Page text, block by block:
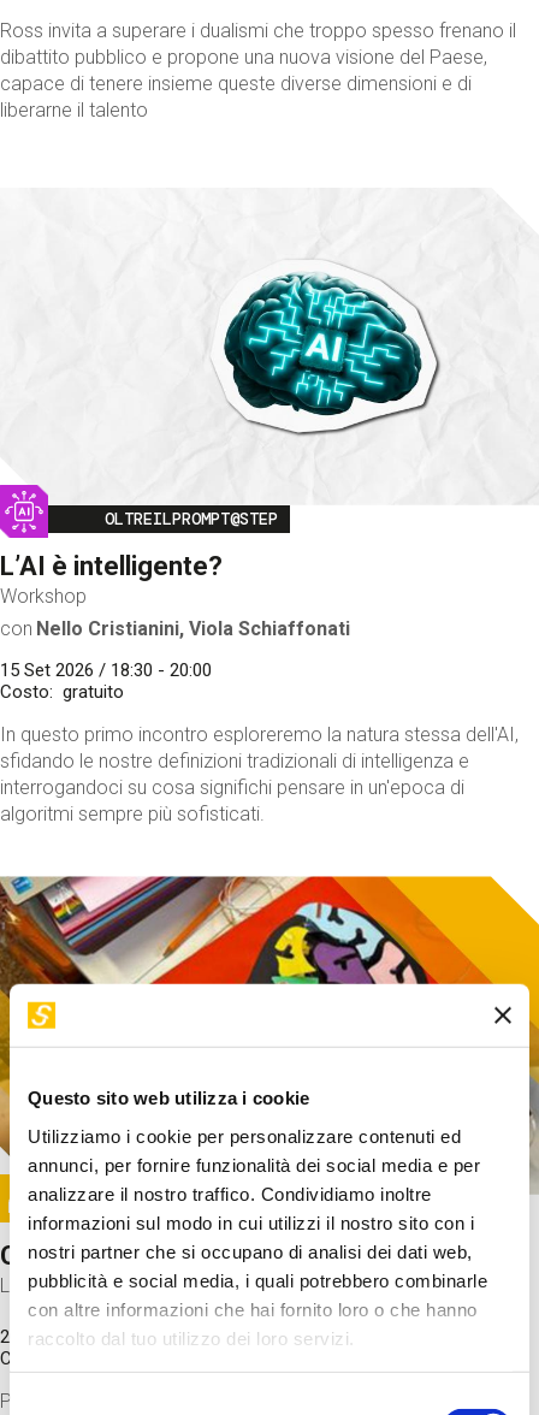
Questo sito web utilizza i cookie
Utilizziamo i cookie per personalizzare contenuti ed
annunci, per fornire funzionalità dei social media e per
analizzare il nostro traffico. Condividiamo inoltre
informazioni sul modo in cui utilizzi il nostro sito con i
nostri partner che si occupano di analisi dei dati web,
pubblicità e social media, i quali potrebbero combinarle
con altre informazioni che hai fornito loro o che hanno
raccolto dal tuo utilizzo dei loro servizi.
Selezione
Ross invita a superare i dualismi che troppo spesso frenano il
dibattito pubblico e propone una nuova visione del Paese,
capace di tenere insieme queste diverse dimensioni e di
liberarne il talento
Image
OLTREILPROMPT@STEP
L’AI è intelligente?
Workshop
con Nello Cristianini, Viola Schiaffonati
15 Set 2026 / 18:30 - 20:00
Costo
gratuito
In questo primo incontro esploreremo la natura stessa dell'AI,
sfidando le nostre definizioni tradizionali di intelligenza e
interrogandoci su cosa significhi pensare in un'epoca di
algoritmi sempre più sofisticati.
Image
SUNDAY@STEP
Come funziona il cervello?
Laboratorio
20 Set 2026 / 11:15 - 13:00
Costo
Proveremo a costruire un cervello in cartoncino cercando di